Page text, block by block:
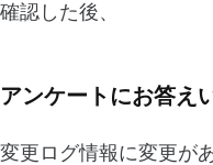
確認した後、
アンケートにお答え
変更ログ情報に変更が